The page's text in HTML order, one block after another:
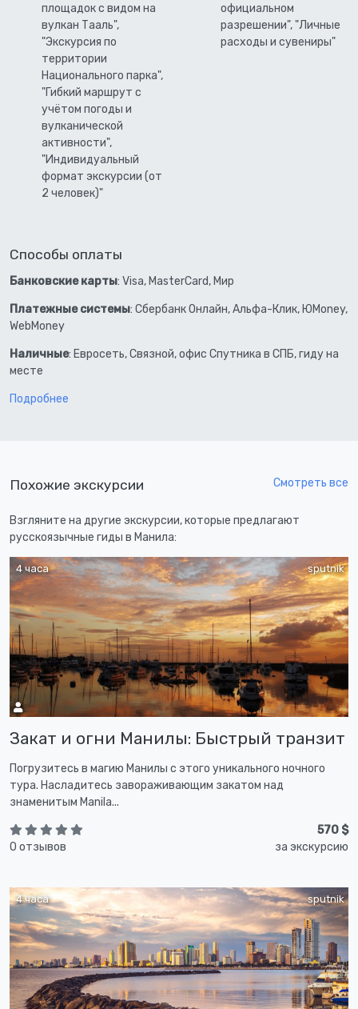
площадок с видом на
вулкан Тааль",
"Экскурсия по
территории
Национального парка",
"Гибкий маршрут с
учётом погоды и
вулканической
активности",
"Индивидуальный
формат экскурсии (от
2 человек)"
официальном
разрешении", "Личные
расходы и сувениры"
Способы оплаты
Банковские карты: Visa, MasterCard, Мир
Платежные системы: Сбербанк Онлайн, Альфа-Клик, ЮMoney,
WebMoney
Наличные: Евросеть, Связной, офис Спутника в СПБ, гиду на
месте
Подробнее
Похожие экскурсии Смотреть все
Взгляните на другие экскурсии, которые предлагают
русскоязычные гиды в Манила:
sputnik
4 часа
Закат и огни Манилы: Быстрый транзит
Погрузитесь в магию Манилы с этого уникального ночного
тура. Насладитесь завораживающим закатом над
знаменитым Manila...
0 отзывов
570 $
за экскурсию
sputnik
4 часа